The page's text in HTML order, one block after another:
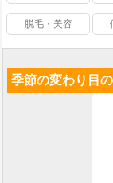
脱毛・美容
季節の変わり目